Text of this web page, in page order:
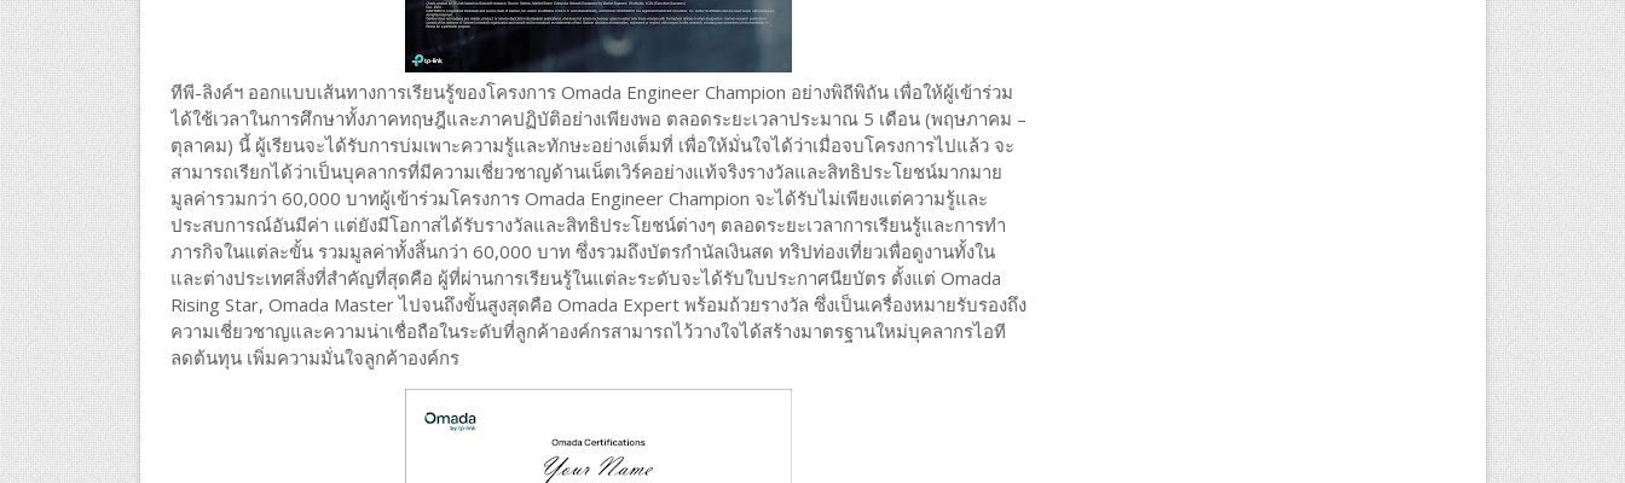
ทีพี-ลิงค์ฯ ออกแบบเส้นทางการเรียนรู้ของโครงการ Omada Engineer Champion อย่างพิถีพิถัน เพื่อให้ผู้เข้าร่วม
ได้ใช้เวลาในการศึกษาทั้งภาคทฤษฎีและภาคปฏิบัติอย่างเพียงพอ ตลอดระยะเวลาประมาณ 5 เดือน (พฤษภาคม –
ตุลาคม) นี้ ผู้เรียนจะได้รับการบ่มเพาะความรู้และทักษะอย่างเต็มที่ เพื่อให้มั่นใจได้ว่าเมื่อจบโครงการไปแล้ว จะ
สามารถเรียกได้ว่าเป็นบุคลากรที่มีความเชี่ยวชาญด้านเน็ตเวิร์คอย่างแท้จริงรางวัลและสิทธิประโยชน์มากมาย
มูลค่ารวมกว่า 60,000 บาทผู้เข้าร่วมโครงการ Omada Engineer Champion จะได้รับไม่เพียงแต่ความรู้และ
ประสบการณ์อันมีค่า แต่ยังมีโอกาสได้รับรางวัลและสิทธิประโยชน์ต่างๆ ตลอดระยะเวลาการเรียนรู้และการทำ
ภารกิจในแต่ละขั้น รวมมูลค่าทั้งสิ้นกว่า 60,000 บาท ซึ่งรวมถึงบัตรกำนัลเงินสด ทริปท่องเที่ยวเพื่อดูงานทั้งใน
และต่างประเทศสิ่งที่สำคัญที่สุดคือ ผู้ที่ผ่านการเรียนรู้ในแต่ละระดับจะได้รับใบประกาศนียบัตร ตั้งแต่ Omada
Rising Star, Omada Master ไปจนถึงขั้นสูงสุดคือ Omada Expert พร้อมถ้วยรางวัล ซึ่งเป็นเครื่องหมายรับรองถึง
ความเชี่ยวชาญและความน่าเชื่อถือในระดับที่ลูกค้าองค์กรสามารถไว้วางใจได้สร้างมาตรฐานใหม่บุคลากรไอที
ลดต้นทุน เพิ่มความมั่นใจลูกค้าองค์กร